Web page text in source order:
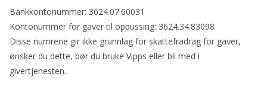
Bankkontonummer: 3624.07.60031
Kontonummer for gaver til oppussing: 3624.34.83098
Disse numrene gir ikke grunnlag for skattefradrag for gaver,
ønsker du dette, bør du bruke Vipps eller bli med i
givertjenesten.